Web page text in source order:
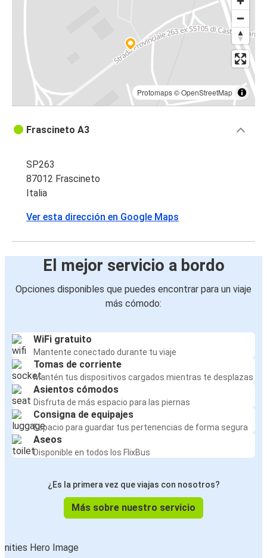
Protomaps©OpenStreetMap
Frascineto A3
SP263
87012 Frascineto
Italia
Ver esta dirección en Google Maps
El mejor servicio a bordo
Opciones disponibles que puedes encontrar para un viaje
más cómodo:
WiFi gratuito
Mantente conectado durante tu viaje
Tomas de corriente
Mantén tus dispositivos cargados mientras te desplazas
Asientos cómodos
Disfruta de más espacio para las piernas
Consigna de equipajes
Espacio para guardar tus pertenencias de forma segura
Aseos
Disponible en todos los FlixBus
¿Es la primera vez que viajas con nosotros?
Más sobre nuestro servicio